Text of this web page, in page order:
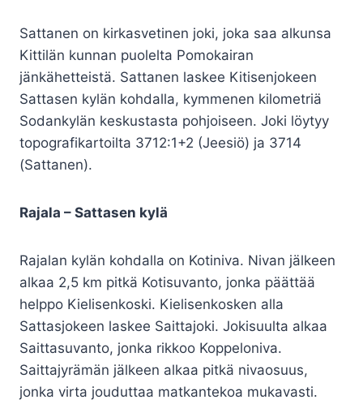
Sattanen on kirkasvetinen joki, joka saa alkunsa
Kittilän kunnan puolelta Pomokairan
jänkähetteistä. Sattanen laskee Kitisenjokeen
Sattasen kylän kohdalla, kymmenen kilometriä
Sodankylän keskustasta pohjoiseen. Joki löytyy
topografikartoilta 3712:1+2 (Jeesiö) ja 3714
(Sattanen).
Rajala – Sattasen kylä
Rajalan kylän kohdalla on Kotiniva. Nivan jälkeen
alkaa 2,5 km pitkä Kotisuvanto, jonka päättää
helppo Kielisenkoski. Kielisenkosken alla
Sattasjokeen laskee Saittajoki. Jokisuulta alkaa
Saittasuvanto, jonka rikkoo Koppeloniva.
Saittajyrämän jälkeen alkaa pitkä nivaosuus,
jonka virta jouduttaa matkantekoa mukavasti.